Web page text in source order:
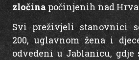
zločinapočinjenih nad
Svi preživjeli stanovnici
200, uglavnom žena i
odvedeni u Jablanicu,